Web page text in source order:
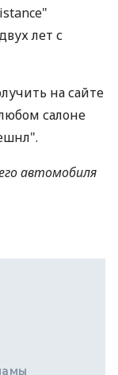
лет с
на сайте
салоне
автомобиля